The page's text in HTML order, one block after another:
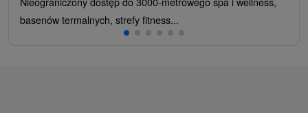
basenów termalnych, strefy fitness...